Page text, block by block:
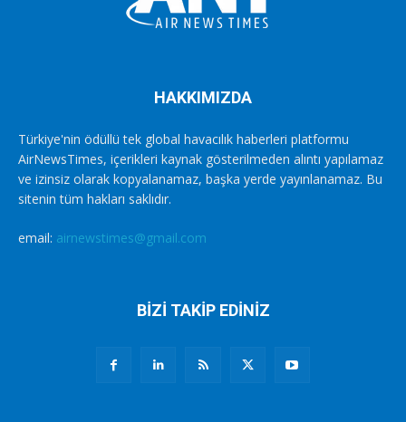
HAKKIMIZDA
Türkiye'nin ödüllü tek global havacılık haberleri platformu
AirNewsTimes, içerikleri kaynak gösterilmeden alıntı yapılamaz
ve izinsiz olarak kopyalanamaz, başka yerde yayınlanamaz. Bu
sitenin tüm hakları saklıdır.
email: airnewstimes@gmail.com
BİZİ TAKİP EDİNİZ